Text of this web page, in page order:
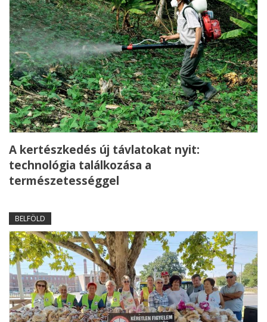
A kertészkedés új távlatokat nyit:
technológia találkozása a
természetességgel
BELFÖLD